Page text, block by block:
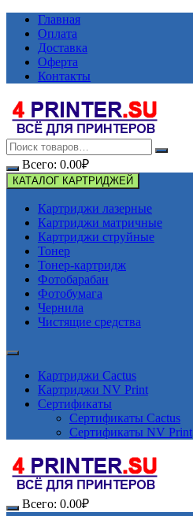
Перейти
содержимому
Главная
Оплата
Доставка
Оферта
Контакты
Всего: 0.00₽
КАТАЛОГ КАРТРИДЖЕЙ
Картриджи лазерные
Картриджи матричные
Картриджи струйные
Тонер
Тонер-картридж
Фотобарабан
Фотобумага
Чернила
Чистящие средства
Картриджи Cactus
Картриджи NV Print
Сертификаты
Сертификаты Cactus
Сертификаты NV Print
Всего: 0.00₽